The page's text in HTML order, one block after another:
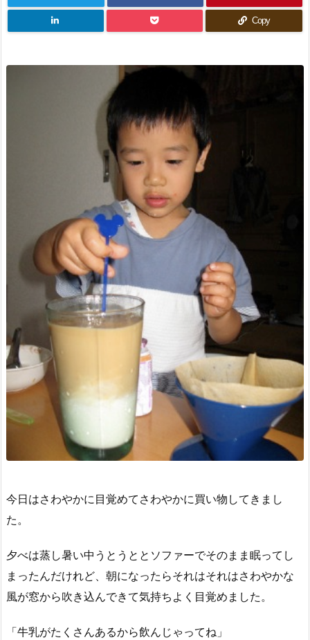
Copy
今日はさわやかに目覚めてさわやかに買い物してきまし
た。
夕べは蒸し暑い中うとうととソファーでそのまま眠ってし
まったんだけれど、朝になったらそれはそれはさわやかな
風が窓から吹き込んできて気持ちよく目覚めました。
「牛乳がたくさんあるから飲んじゃってね」